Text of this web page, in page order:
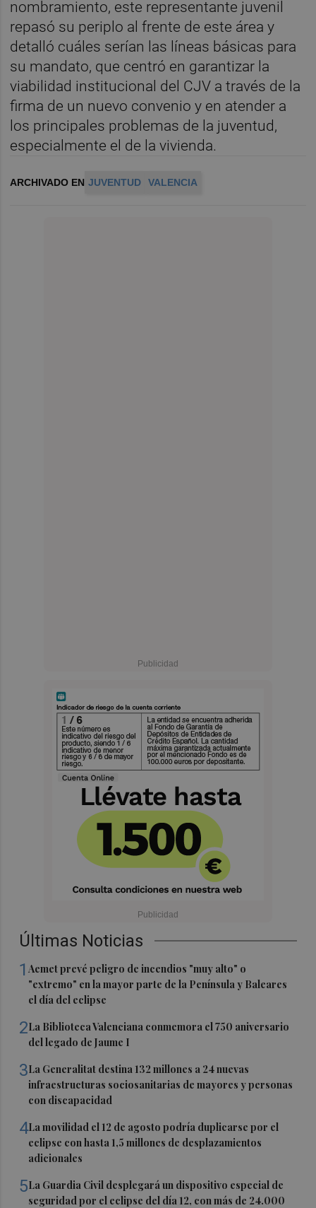
Últimas Noticias
1Aemet prevé peligro de incendios "muy alto" o
"extremo" en la mayor parte de la Península y Baleares
el día del eclipse
2La Biblioteca Valenciana conmemora el 750 aniversario
del legado de Jaume I
3La Generalitat destina 132 millones a 24 nuevas
infraestructuras sociosanitarias de mayores y personas
con discapacidad
4La movilidad el 12 de agosto podría duplicarse por el
eclipse con hasta 1,5 millones de desplazamientos
adicionales
5La Guardia Civil desplegará un dispositivo especial de
seguridad por el eclipse del día 12, con más de 24.000
nombramiento, este representante juvenil
repasó su periplo al frente de este área y
detalló cuáles serían las líneas básicas para
su mandato, que centró en garantizar la
viabilidad institucional del CJV a través de la
firma de un nuevo convenio y en atender a
los principales problemas de la juventud,
especialmente el de la vivienda.
ARCHIVADO EN JUVENTUD VALENCIA